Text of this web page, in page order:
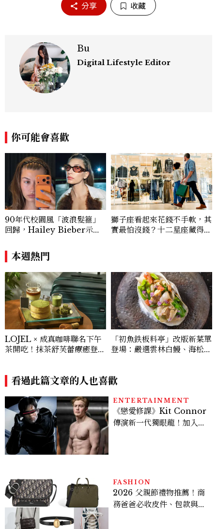
分享 收藏
Bu
Digital Lifestyle Editor
你可能會喜歡
90年代校園風「波浪髮箍」
回歸，Hailey Bieber示範
u髮箍未開賣先爆紅！
獅子座看起來花錢不手軟，其
實最怕沒錢？十二星座藏得最
本週熱門
LOJEL × 成真咖啡聯名下午
茶開吃！抹茶舒芙蕾療癒登
「初魚鉄板料亭」改版新菜單
登場：嚴選雲林白鰻、海松貝
看過此篇文章的人也喜歡
ENTERTAINMENT
《戀愛修課》Kit Connor
傳演新一代獨眼龍！加入新
FASHION
2026 父親節禮物推薦！商
務爸爸必收皮件、包款與鞋